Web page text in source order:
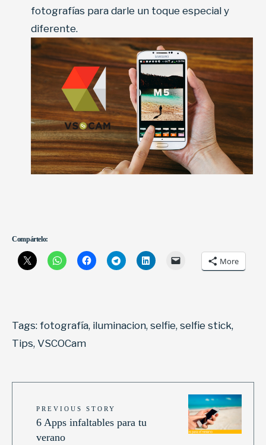
fotografías para darle un toque especial y
diferente.
Compártelo:
More
Tags: fotografía, iluminacion, selfie, selfie stick,
Tips, VSCOCam
PREVIOUS STORY
6 Apps infaltables para tu
verano